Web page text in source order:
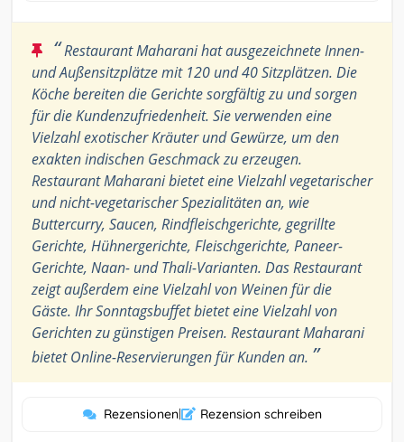
“Restaurant Maharani hat ausgezeichnete Innen-
und Außensitzplätze mit 120 und 40 Sitzplätzen. Die
Köche bereiten die Gerichte sorgfältig zu und sorgen
für die Kundenzufriedenheit. Sie verwenden eine
Vielzahl exotischer Kräuter und Gewürze, um den
exakten indischen Geschmack zu erzeugen.
Restaurant Maharani bietet eine Vielzahl vegetarischer
und nicht-vegetarischer Spezialitäten an, wie
Buttercurry, Saucen, Rindfleischgerichte, gegrillte
Gerichte, Hühnergerichte, Fleischgerichte, Paneer-
Gerichte, Naan- und Thali-Varianten. Das Restaurant
zeigt außerdem eine Vielzahl von Weinen für die
Gäste. Ihr Sonntagsbuffet bietet eine Vielzahl von
Gerichten zu günstigen Preisen. Restaurant Maharani
bietet Online-Reservierungen für Kunden an. ”
Rezensionen| Rezension schreiben